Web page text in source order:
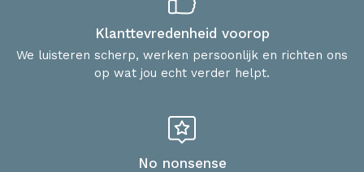
Klanttevredenheid voorop
We luisteren scherp, werken persoonlijk en richten ons
op wat jou echt verder helpt.
No nonsense